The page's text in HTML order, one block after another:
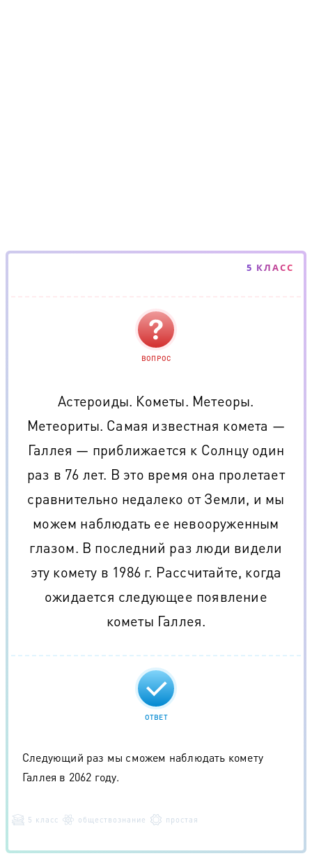
5 КЛАСС
ВОПРОС
Астероиды. Кометы. Метеоры.
Метеориты. Самая известная комета —
Галлея — приближается к Солнцу один
раз в 76 лет. В это время она пролетает
сравнительно недалеко от Земли, и мы
можем наблюдать ее невооруженным
глазом. В последний раз люди видели
эту комету в 1986 г. Рассчитайте, когда
ожидается следующее появление
кометы Галлея.
ОТВЕТ
Следующий раз мы сможем наблюдать комету
Галлея в 2062 году.
5 класс обществознание простая